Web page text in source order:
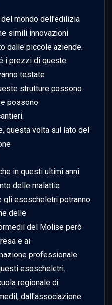
mondo dell'edilizia
simili innovazioni
dalle piccole aziende.
i prezzi di queste
testate
strutture possono
possono
questa volta sul lato del
in questi ultimi anni
delle malattie
gli esoscheletri potranno
delle
del Molise però
e ai
professionale
esoscheletri.
regionale di
dall'associazione